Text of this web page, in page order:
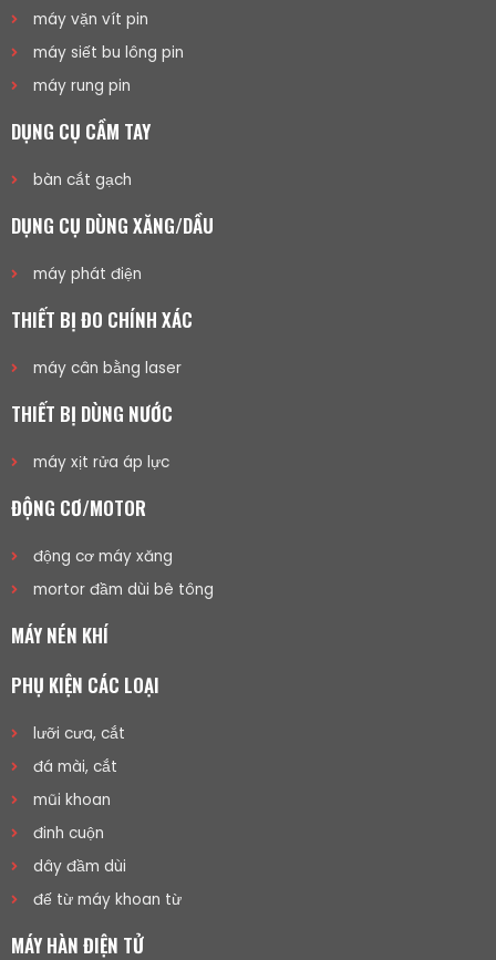
máy vặn vít pin
máy siết bu lông pin
máy rung pin
DỤNG CỤ CẦM TAY
bàn cắt gạch
DỤNG CỤ DÙNG XĂNG/DẦU
máy phát điện
THIẾT BỊ ĐO CHÍNH XÁC
máy cân bằng laser
THIẾT BỊ DÙNG NƯỚC
máy xịt rửa áp lực
ĐỘNG CƠ/MOTOR
động cơ máy xăng
mortor đầm dùi bê tông
MÁY NÉN KHÍ
PHỤ KIỆN CÁC LOẠI
lưỡi cưa, cắt
đá mài, cắt
mũi khoan
đinh cuộn
dây đầm dùi
đế từ máy khoan từ
MÁY HÀN ĐIỆN TỬ